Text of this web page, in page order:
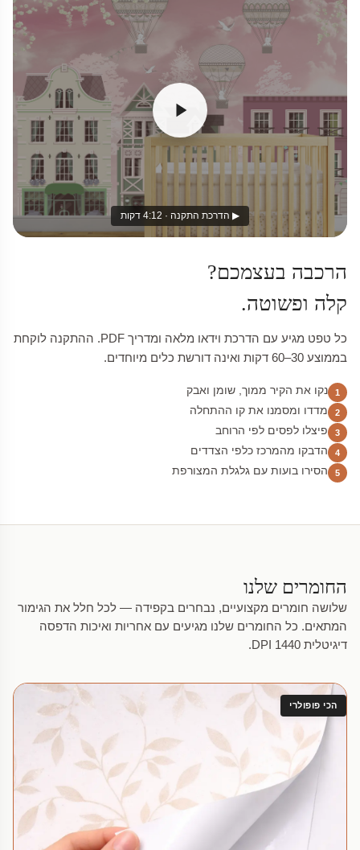
▶ הדרכת התקנה · 4:12 דקות
הרכבה בעצמכם?
קלה ופשוטה.
כל טפט מגיע עם הדרכת וידאו מלאה ומדריך PDF. ההתקנה לוקחת
בממוצע 30–60 דקות ואינה דורשת כלים מיוחדים.
1 נקו את הקיר ממוך, שומן ואבק
2 מדדו ומסמנו את קו ההתחלה
3 פיצלו לפסים לפי הרוחב
4 הדבקו מהמרכז כלפי הצדדים
5 הסירו בועות עם גלגלת המצורפת
החומרים שלנו
שלושה חומרים מקצועיים, נבחרים בקפידה — לכל חלל את הגימור
המתאים. כל החומרים שלנו מגיעים עם אחריות ואיכות הדפסה
דיגיטלית 1440 DPI.
הכי פופולרי